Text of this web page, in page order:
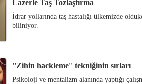
Lazerle Taş Tozlaştırma
İdrar yollarında taş hastalığı ülkemizde
biliniyor.
''Zihin hackleme'' tekniğinin sırları
Psikoloji ve mentalizm alanında yaptığı